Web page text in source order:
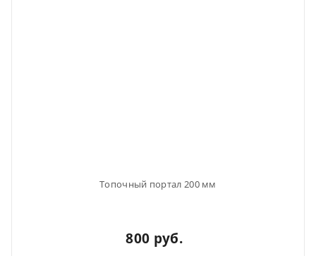
Топочный портал 200 мм
800 руб.